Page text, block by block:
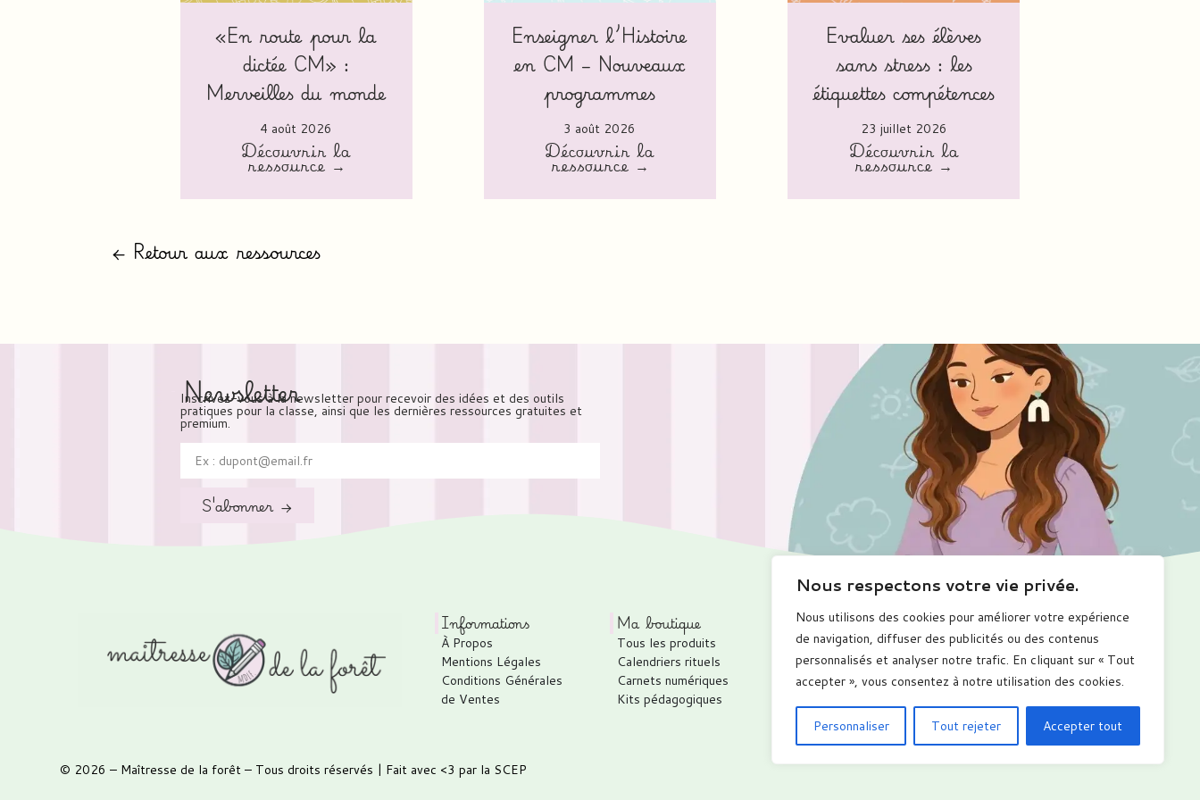
Nous respectons votre vie privée.
Nous utilisons des cookies pour améliorer votre expérience
de navigation, diffuser des publicités ou des contenus
personnalisés et analyser notre trafic. En cliquant sur « Tout
accepter », vous consentez à notre utilisation des cookies.
Personnaliser Tout rejeter Accepter tout
«En route pour la
dictée CM» :
Merveilles du monde
4 août 2026
Découvrir la
ressource →
Enseigner l’Histoire
en CM – Nouveaux
programmes
3 août 2026
Découvrir la
ressource →
Evaluer ses élèves
sans stress : les
étiquettes compétences
23 juillet 2026
Découvrir la
ressource →
← Retour aux ressources
Newsletter
Inscrivez-vous à la newsletter pour recevoir des idées et des outils
pratiques pour la classe, ainsi que les dernières ressources gratuites et
premium.
S'abonner →
Informations
À Propos
Mentions Légales
Conditions Générales
de Ventes
Ma boutique
Tous les produits
Calendriers rituels
Carnets numériques
Kits pédagogiques
Me suivre
© 2026 – Maîtresse de la forêt – Tous droits réservés | Fait avec <3 par la SCEP